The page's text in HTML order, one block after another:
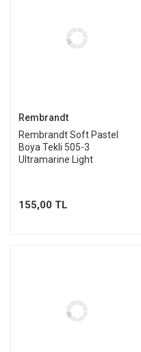
Rembrandt
Rembrandt Soft Pastel
Boya Tekli 505-3
Ultramarine Light
155,00 TL